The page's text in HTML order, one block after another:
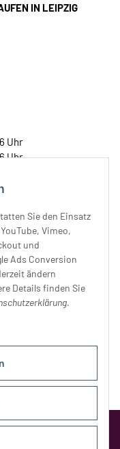
Sie den Einsatz
Vimeo,
und
Ads Conversion
ändern
Details finden Sie
.
IN LEIPZIG
Uhr
Uhr
Uhr
Uhr